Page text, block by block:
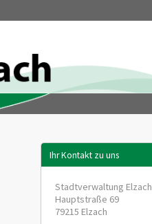
Ihr Kontakt zu uns
Stadtverwaltung Elzach
Hauptstraße 69
79215 Elzach